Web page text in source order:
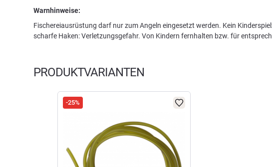
Warnhinweise:
Fischereiausrüstung darf nur zum Angeln eingesetzt werden. Kein
scharfe Haken: Verletzungsgefahr. Von Kindern fernhalten bzw. für
PRODUKTVARIANTEN
-25%